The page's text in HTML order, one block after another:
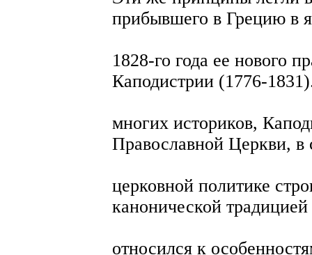
прибывшего в Грецию в
1828-го года ее нового
Каподистрии (1776-
многих историков,
Православной Церкви, в
церковной политике
канонической
относился к